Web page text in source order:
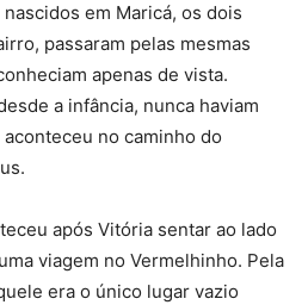
em Maricá, os dois
passaram pelas mesmas
apenas de vista.
a infância, nunca haviam
no caminho do
após Vitória sentar ao lado
viagem no Vermelhinho. Pela
era o único lugar vazio